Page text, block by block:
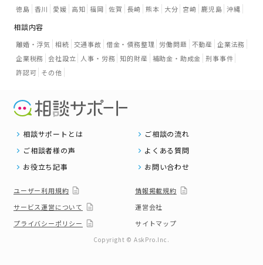
徳島 香川 愛媛 高知 福岡 佐賀 長崎 熊本 大分 宮崎 鹿児島 沖縄
相談内容
離婚・浮気 相続 交通事故 借金・債務整理 労働問題 不動産 企業法務
企業税務 会社設立 人事・労務 知的財産 補助金・助成金 刑事事件
許認可 その他
相談サポートとは
ご相談の流れ
ご相談者様の声
よくある質問
お役立ち記事
お問い合わせ
ユーザー利用規約
情報掲載規約
サービス運営について
運営会社
プライバシーポリシー
サイトマップ
Copyright © AskPro.Inc.